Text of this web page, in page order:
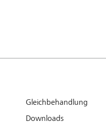
Gleichbehandlung
Downloads